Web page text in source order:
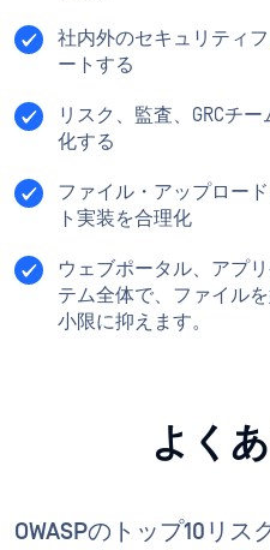
社内外のセキュリティ
ートする
リスク、監査、GRCチ
化する
ファイル・アップロー
ト実装を合理化
ウェブポータル、アプ
テム全体で、ファイル
小限に抑えます。
よく
OWASPのトップ10リス